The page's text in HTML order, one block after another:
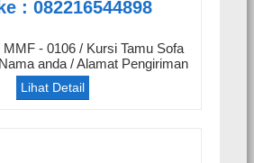
: 082216544898
- 0106 / Kursi Tamu Sofa
anda / Alamat Pengiriman
Lihat Detail